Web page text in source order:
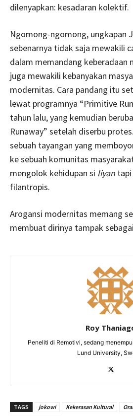
dilenyapkan: kesadaran kolektif.
Ngomong-ngomong, ungkapan
sebenarnya tidak saja mewakili
dalam memandang keberadaan
juga mewakili kebanyakan
modernitas. Cara pandang itu
lewat programnya “Primitive
tahun lalu, yang kemudian
Runaway” setelah diserbu
sebuah tayangan yang
ke sebuah komunitas
mengolok kehidupan si liyan
filantropis.
Arogansi modernitas memang
membuat dirinya tampak
Roy
Peneliti di Remotivi, sedang
Lund University,
TAGS jokowi Kekerasan Kultural